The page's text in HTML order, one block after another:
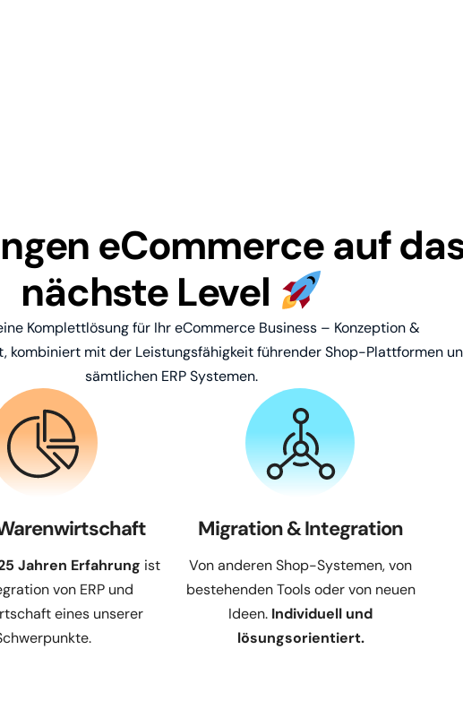
eCommerce auf
nächste Level
Komplettlösung für Ihr eCommerce Business – Konzeption &
kombiniert mit der Leistungsfähigkeit führender Shop-Plattformen
sämtlichen ERP Systemen.
Jahren Erfahrung ist
von ERP und
eines unserer
Migration & Integration
Von anderen Shop-Systemen, von
bestehenden Tools oder von neuen
Ideen. Individuell und
lösungsorientiert.